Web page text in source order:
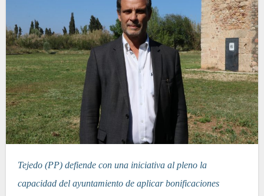
Tejedo (PP) defiende con una iniciativa al pleno la
capacidad del ayuntamiento de aplicar bonificaciones